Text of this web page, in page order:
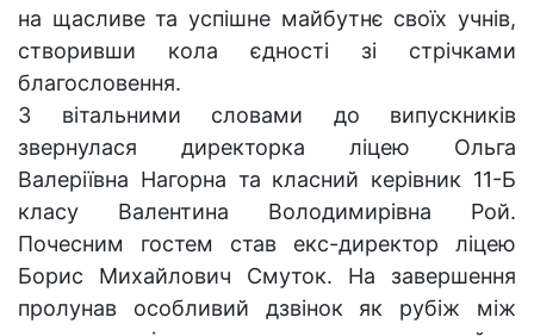
на щасливе та успішне майбутнє своїх учнів,
створивши кола єдності зі стрічками
благословення.
З вітальними словами до випускників
звернулася директорка ліцею Ольга
Валеріївна Нагорна та класний керівник 11-Б
класу Валентина Володимирівна Рой.
Почесним гостем став екс-директор ліцею
Борис Михайлович Смуток. На завершення
пролунав особливий дзвінок як рубіж між